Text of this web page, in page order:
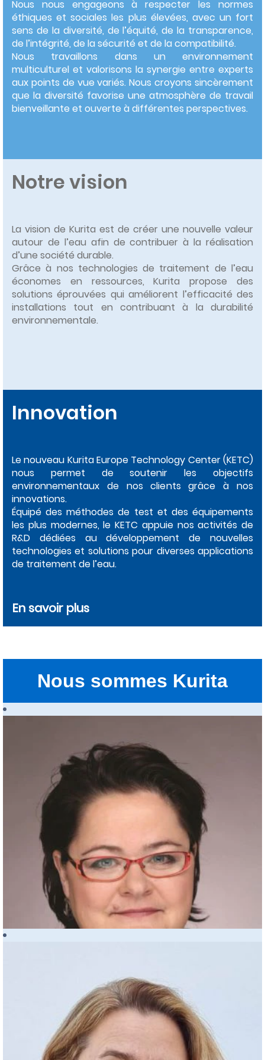
Nous nous engageons à respecter les normes
éthiques et sociales les plus élevées, avec un fort
sens de la diversité, de l’équité, de la transparence,
de l’intégrité, de la sécurité et de la compatibilité.
Nous travaillons dans un environnement
multiculturel et valorisons la synergie entre experts
aux points de vue variés. Nous croyons sincèrement
que la diversité favorise une atmosphère de travail
bienveillante et ouverte à différentes perspectives.
Notre vision
La vision de Kurita est de créer une nouvelle valeur
autour de l’eau afin de contribuer à la réalisation
d’une société durable.
Grâce à nos technologies de traitement de l’eau
économes en ressources, Kurita propose des
solutions éprouvées qui améliorent l’efficacité des
installations tout en contribuant à la durabilité
environnementale.
Innovation
Le nouveau Kurita Europe Technology Center (KETC)
nous permet de soutenir les objectifs
environnementaux de nos clients grâce à nos
innovations.
Équipé des méthodes de test et des équipements
les plus modernes, le KETC appuie nos activités de
R&D dédiées au développement de nouvelles
technologies et solutions pour diverses applications
de traitement de l’eau.
En savoir plus
Nous sommes Kurita